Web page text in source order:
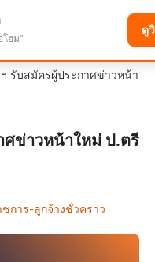
า
รับสมัครผู้ประกาศข่าวหน้า
ศข่าวหน้าใหม่ ป.ตรี
การ-ลูกจ้างชั่วคราว
โฮม"
ดู